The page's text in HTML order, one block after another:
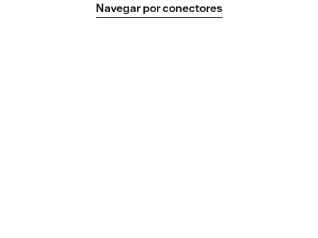
Navegar por conectores